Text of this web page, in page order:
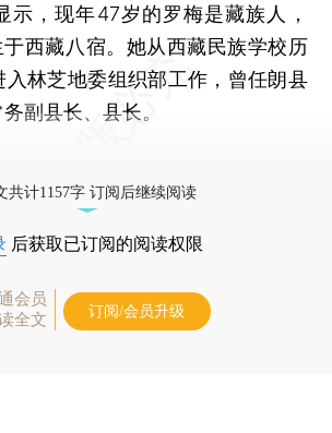
，现年47岁的罗梅是藏族人，
西藏八宿。她从西藏民族学校历
入林芝地委组织部工作，曾任朗县
副县长、县长。
共计1157字 订阅后继续阅读
后获取已订阅的阅读权限
会员
全文
订阅/会员升级